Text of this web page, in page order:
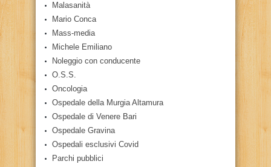
Malasanità
Mario Conca
Mass-media
Michele Emiliano
Noleggio con conducente
O.S.S.
Oncologia
Ospedale della Murgia Altamura
Ospedale di Venere Bari
Ospedale Gravina
Ospedali esclusivi Covid
Parchi pubblici